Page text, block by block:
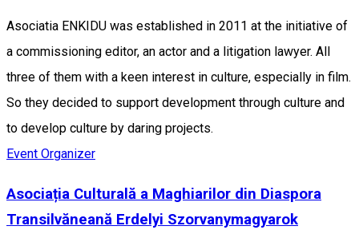
Asociatia ENKIDU was established in 2011 at the initiative of
a commissioning editor, an actor and a litigation lawyer. All
three of them with a keen interest in culture, especially in film.
So they decided to support development through culture and
to develop culture by daring projects.
Event Organizer
Asociația Culturală a Maghiarilor din Diaspora
Transilvăneană Erdelyi Szorvanymagyarok